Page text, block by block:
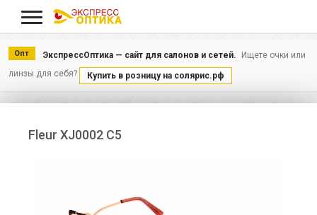
Опт ЭкспрессОптика — сайт для салонов и сетей.
Ищете очки или
линзы для себя?
Купить в розницу на солярис.рф
Fleur XJ0002 C5